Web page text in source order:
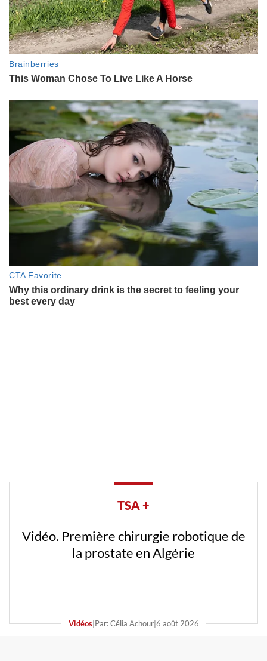
TSA +
Vidéo. Première chirurgie robotique de
la prostate en Algérie
Vidéos| Par: Célia Achour| 6 août 2026